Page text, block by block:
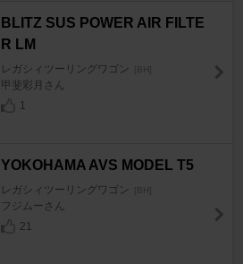
BLITZ SUS POWER AIR FILTE
R LM
レガシィツーリングワゴン [BH]
甲斐彩月さん
1
YOKOHAMA AVS MODEL T5
レガシィツーリングワゴン [BH]
フジムーさん
21